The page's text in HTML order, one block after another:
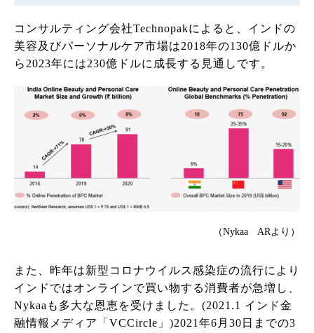
コンサルティング会社Technopakによると、インドの
美容及びパーソナルケア市場は2018年の130億ドルか
ら2023年には230億ドルに成長する見通しです。
（Nykaa ARより）
また、昨年は新型コロナウイルス感染症の流行により
インドではオンラインで買い物する消費者が急増し、
Nykaaも多大な恩恵を受けました。(2021.1 インド金
融情報メディア「VCCircle」)2021年6月30日までの3